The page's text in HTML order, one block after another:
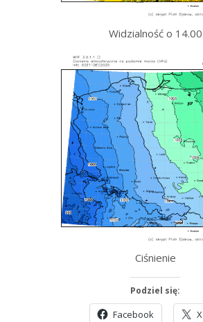
Widzialność o 14.00
Ciśnienie
Podziel się:
Facebook X